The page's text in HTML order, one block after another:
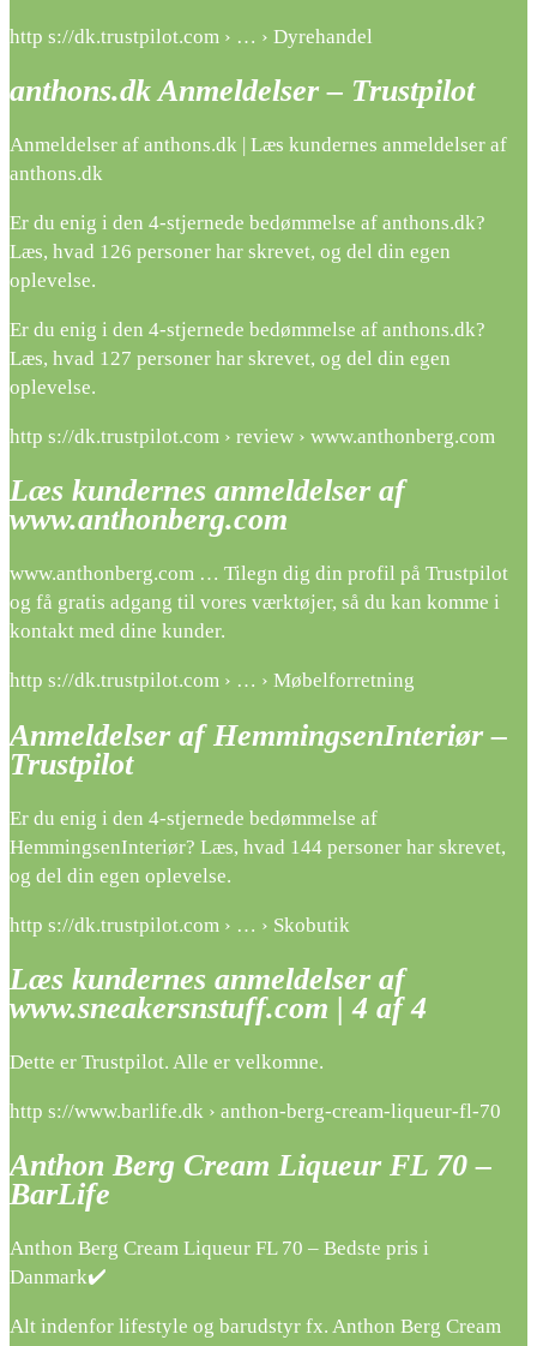
http s://dk.trustpilot.com › … › Dyrehandel
anthons.dk Anmeldelser – Trustpilot
Anmeldelser af anthons.dk | Læs kundernes anmeldelser af
anthons.dk
Er du enig i den 4-stjernede bedømmelse af anthons.dk?
Læs, hvad 126 personer har skrevet, og del din egen
oplevelse.
Er du enig i den 4-stjernede bedømmelse af anthons.dk?
Læs, hvad 127 personer har skrevet, og del din egen
oplevelse.
http s://dk.trustpilot.com › review › www.anthonberg.com
Læs kundernes anmeldelser af
www.anthonberg.com
www.anthonberg.com … Tilegn dig din profil på Trustpilot
og få gratis adgang til vores værktøjer, så du kan komme i
kontakt med dine kunder.
http s://dk.trustpilot.com › … › Møbelforretning
Anmeldelser af HemmingsenInteriør –
Trustpilot
Er du enig i den 4-stjernede bedømmelse af
HemmingsenInteriør? Læs, hvad 144 personer har skrevet,
og del din egen oplevelse.
http s://dk.trustpilot.com › … › Skobutik
Læs kundernes anmeldelser af
www.sneakersnstuff.com | 4 af 4
Dette er Trustpilot. Alle er velkomne.
http s://www.barlife.dk › anthon-berg-cream-liqueur-fl-70
Anthon Berg Cream Liqueur FL 70 –
BarLife
Anthon Berg Cream Liqueur FL 70 – Bedste pris i
Danmark✔️
Alt indenfor lifestyle og barudstyr fx. Anthon Berg Cream